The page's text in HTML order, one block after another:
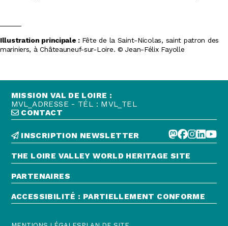
Illustration principale : Fête de la Saint-Nicolas, saint patron des
mariniers, à Châteauneuf-sur-Loire. © Jean-Félix Fayolle
MISSION VAL DE LOIRE :
MVL_ADRESSE - TÉL : MVL_TEL
CONTACT
INSCRIPTION NEWSLETTER
THE LOIRE VALLEY WORLD HERITAGE SITE
PARTENAIRES
ACCESSIBILITÉ : PARTIELLEMENT CONFORME